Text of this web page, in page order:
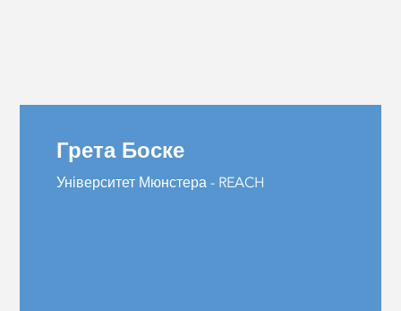
Грета Боске
Університет Мюнстера - REACH